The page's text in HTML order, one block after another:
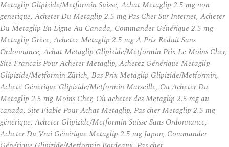
Metaglip Glipizide/Metformin Suisse, Achat Metaglip 2.5 mg non
generique, Acheter Du Metaglip 2.5 mg Pas Cher Sur Internet, Acheter
Du Metaglip En Ligne Au Canada, Commander Générique 2.5 mg
Metaglip Grèce, Achetez Metaglip 2.5 mg À Prix Réduit Sans
Ordonnance, Achat Metaglip Glipizide/Metformin Prix Le Moins Cher,
Site Francais Pour Acheter Metaglip, Achetez Générique Metaglip
Glipizide/Metformin Zürich, Bas Prix Metaglip Glipizide/Metformin,
Acheté Générique Glipizide/Metformin Marseille, Ou Acheter Du
Metaglip 2.5 mg Moins Cher, Où acheter des Metaglip 2.5 mg au
canada, Site Fiable Pour Achat Metaglip, Pas cher Metaglip 2.5 mg
générique, Acheter Glipizide/Metformin Suisse Sans Ordonnance,
Acheter Du Vrai Générique Metaglip 2.5 mg Japon, Commander